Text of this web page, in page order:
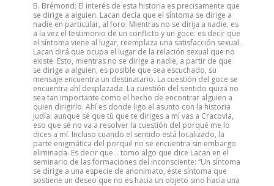
B. Brémond: El interés de esta historia es precisamente que
se dirige a alguien. Lacan decía que el síntoma se dirige a
nadie en particular, al foro. Mientras no se dirija a nadie, es
a la vez el testimonio de un conflicto y un goce: es decir que
el síntoma viene al lugar, reemplaza una satisfacción sexual.
Lacan dirá que ocupa el lugar de la relación sexual que no
existe. Esto, mientras no se dirige a nadie, a partir de que
se dirige a alguien, es posible que sea escuchado, su
mensaje encuentra un destinatario. La cuestión del goce se
encuentra ahí desplazada. La cuestión del sentido quizá no
sea tan importante como el hecho de encontrar alguien a
quien dirigirlo. Ahí es donde ligo el asunto con la historia
judía: aunque sé que tú que te diriges a mí vas a Cracovia,
eso que sé no va a resolver la cuestión del porqué me lo
dices a mí. Incluso cuando el sentido está localizado, la
parte enigmática del porqué no se encuentra sin embargo
eliminada. Es decir que… tomo algo que dice Lacan en el
seminario de las formaciones del inconsciente: “Un síntoma
se dirige a una especie de anonimato, éste síntoma que
sostiene un deseo que no es hacia un objeto sino hacia una